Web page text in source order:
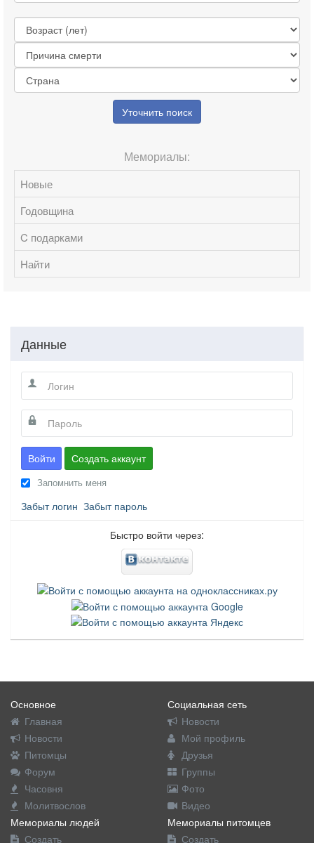
Уточнить поиск
Мемориалы:
Новые
Годовщина
C подарками
Найти
Данные
Войти Создать аккаунт
Запомнить меня
Забыт логин Забыт пароль
Быстро войти через:
Основное
Главная
Новости
Питомцы
Форум
Часовня
Молитвослов
Социальная сеть
Новости
Мой профиль
Друзья
Группы
Фото
Видео
Мемориалы людей
Создать
Мемориалы питомцев
Создать